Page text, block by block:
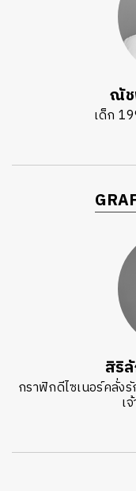
ณัช
เด็ก
สิริ
กราฟิกดีไซเนอร์คลั่ง
เ